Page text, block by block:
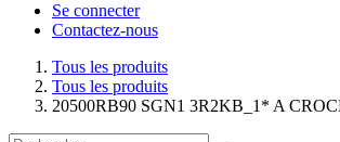
Se connecter
Contactez-nous
Tous les produits
Tous les produits
20500RB90 SGN1 3R2KB_1* A